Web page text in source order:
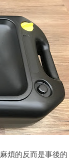
煩的反而是事後的